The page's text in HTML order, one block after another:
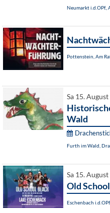
Neumarkt i.d.OPf.,
Pottenstein, Am
Sa 15.
Wald
Furth im Wald,
Sa 15.
Old
Eschenbach